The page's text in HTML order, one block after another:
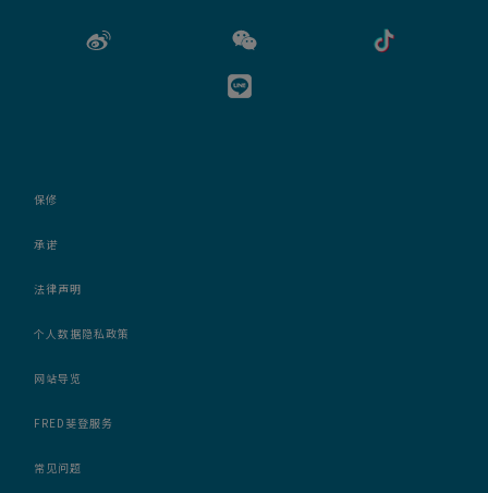
保修
承诺
法律声明
个人数据隐私政策
网站导览
FRED斐登服务
常见问题